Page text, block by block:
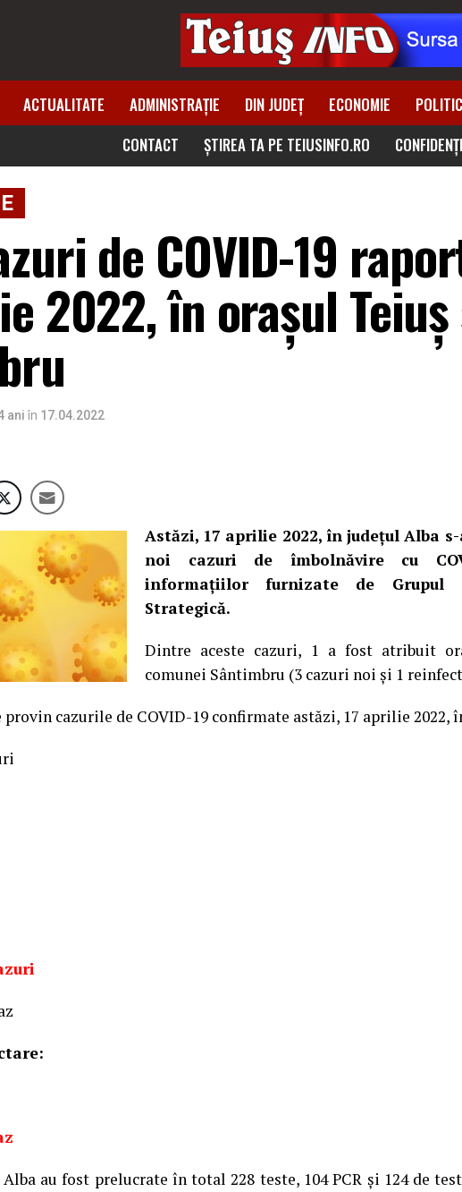
ACTUALITATE ADMINISTRAȚIE DIN JUDEȚ ECONOMIE
CONTACT
ȘTIREA TA PE TEIUSINFO.RO
de COVID-19
2022, în orașul
ani în 17.04.2022
Astăzi, 17 aprilie 2022, în județul Alba
noi cazuri de îmbolnăvire cu
informațiilor furnizate de Grupul
Strategică.
Dintre aceste cazuri, 1 a fost atribuit
comunei Sântimbru (3 cazuri noi și 1
cazurile de COVID-19 confirmate astăzi, 17 aprilie 2022,
au fost prelucrate în total 228 teste, 104 PCR și 124 de